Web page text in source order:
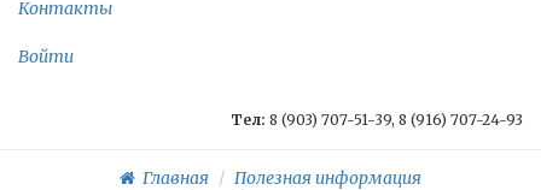
Контакты
Войти
Тел: 8 (903) 707-51-39, 8 (916) 707-24-93
Главная
Полезная информация